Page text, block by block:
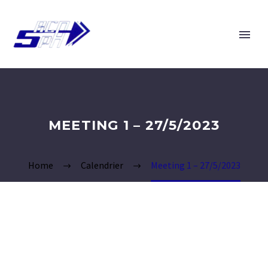
MEETING 1 – 27/5/2023
Home Calendrier Meeting 1 – 27/5/2023